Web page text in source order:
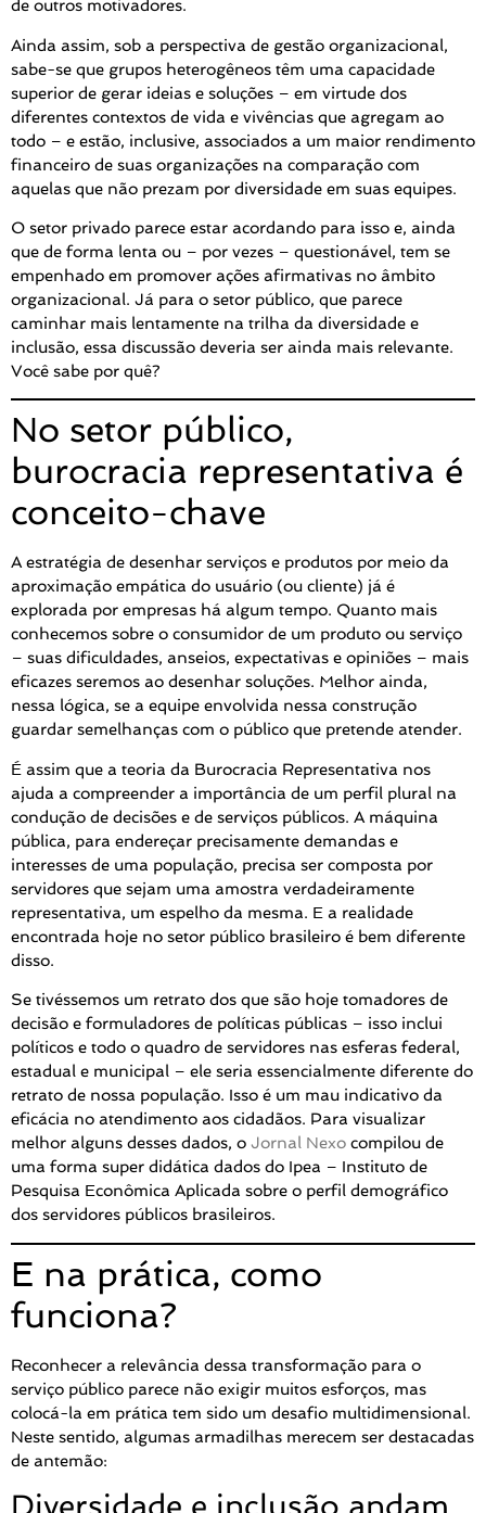
de outros motivadores.
Ainda assim, sob a perspectiva de gestão organizacional,
sabe-se que grupos heterogêneos têm uma capacidade
superior de gerar ideias e soluções – em virtude dos
diferentes contextos de vida e vivências que agregam ao
todo – e estão, inclusive, associados a um maior rendimento
financeiro de suas organizações na comparação com
aquelas que não prezam por diversidade em suas equipes.
O setor privado parece estar acordando para isso e, ainda
que de forma lenta ou – por vezes – questionável, tem se
empenhado em promover ações afirmativas no âmbito
organizacional. Já para o setor público, que parece
caminhar mais lentamente na trilha da diversidade e
inclusão, essa discussão deveria ser ainda mais relevante.
Você sabe por quê?
No setor público,
burocracia representativa é
conceito-chave
A estratégia de desenhar serviços e produtos por meio da
aproximação empática do usuário (ou cliente) já é
explorada por empresas há algum tempo. Quanto mais
conhecemos sobre o consumidor de um produto ou serviço
– suas dificuldades, anseios, expectativas e opiniões – mais
eficazes seremos ao desenhar soluções. Melhor ainda,
nessa lógica, se a equipe envolvida nessa construção
guardar semelhanças com o público que pretende atender.
É assim que a teoria da Burocracia Representativa nos
ajuda a compreender a importância de um perfil plural na
condução de decisões e de serviços públicos. A máquina
pública, para endereçar precisamente demandas e
interesses de uma população, precisa ser composta por
servidores que sejam uma amostra verdadeiramente
representativa, um espelho da mesma. E a realidade
encontrada hoje no setor público brasileiro é bem diferente
disso.
Se tivéssemos um retrato dos que são hoje tomadores de
decisão e formuladores de políticas públicas – isso inclui
políticos e todo o quadro de servidores nas esferas federal,
estadual e municipal – ele seria essencialmente diferente do
retrato de nossa população. Isso é um mau indicativo da
eficácia no atendimento aos cidadãos. Para visualizar
melhor alguns desses dados, o Jornal Nexo compilou de
uma forma super didática dados do Ipea – Instituto de
Pesquisa Econômica Aplicada sobre o perfil demográfico
dos servidores públicos brasileiros.
E na prática, como
funciona?
Reconhecer a relevância dessa transformação para o
serviço público parece não exigir muitos esforços, mas
colocá-la em prática tem sido um desafio multidimensional.
Neste sentido, algumas armadilhas merecem ser destacadas
de antemão: